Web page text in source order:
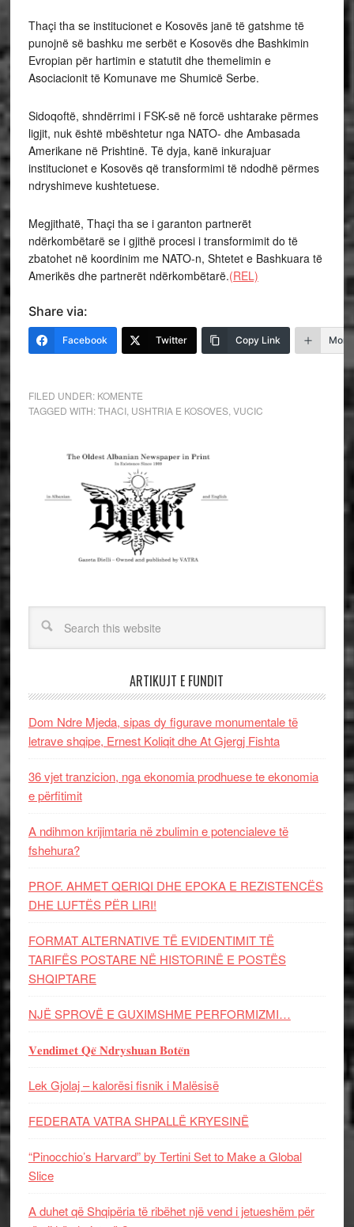
Thaçi tha se institucionet e Kosovës janë të gatshme të
punojnë së bashku me serbët e Kosovës dhe Bashkimin
Evropian për hartimin e statutit dhe themelimin e
Asociacionit të Komunave me Shumicë Serbe.
Sidoqoftë, shndërrimi i FSK-së në forcë ushtarake përmes
ligjit, nuk është mbështetur nga NATO- dhe Ambasada
Amerikane në Prishtinë. Të dyja, kanë inkurajuar
institucionet e Kosovës që transformimi të ndodhë përmes
ndryshimeve kushtetuese.
Megjithatë, Thaçi tha se i garanton partnerët
ndërkombëtarë se i gjithë procesi i transformimit do të
zbatohet në koordinim me NATO-n, Shtetet e Bashkuara të
Amerikës dhe partnerët ndërkombëtarë.(REL)
Share via:
Facebook Twitter Copy Link More
FILED UNDER: KOMENTE
TAGGED WITH:THACI, USHTRIA E KOSOVES, VUCIC
ARTIKUJT E FUNDIT
Dom Ndre Mjeda, sipas dy figurave monumentale të
letrave shqipe, Ernest Koliqit dhe At Gjergj Fishta
36 vjet tranzicion, nga ekonomia prodhuese te ekonomia
e përfitimit
A ndihmon krijimtaria në zbulimin e potencialeve të
fshehura?
PROF. AHMET QERIQI DHE EPOKA E REZISTENCЁS
DHE LUFTЁS PЁR LIRI!
FORMAT ALTERNATIVE TË EVIDENTIMIT TË
TARIFËS POSTARE NË HISTORINË E POSTËS
SHQIPTARE
NJË SPROVË E GUXIMSHME PERFORMIZMI…
𝐕𝐞𝐧𝐝𝐢𝐦𝐞𝐭 𝐐𝐞̈ 𝐍𝐝𝐫𝐲𝐬𝐡𝐮𝐚𝐧 𝐁𝐨𝐭𝐞̈𝐧
Lek Gjolaj – kalorësi fisnik i Malësisë
FEDERATA VATRA SHPALLË KRYESINË
“Pinocchio’s Harvard” by Tertini Set to Make a Global
Slice
A duhet që Shqipëria të ribëhet një vend i jetueshëm për